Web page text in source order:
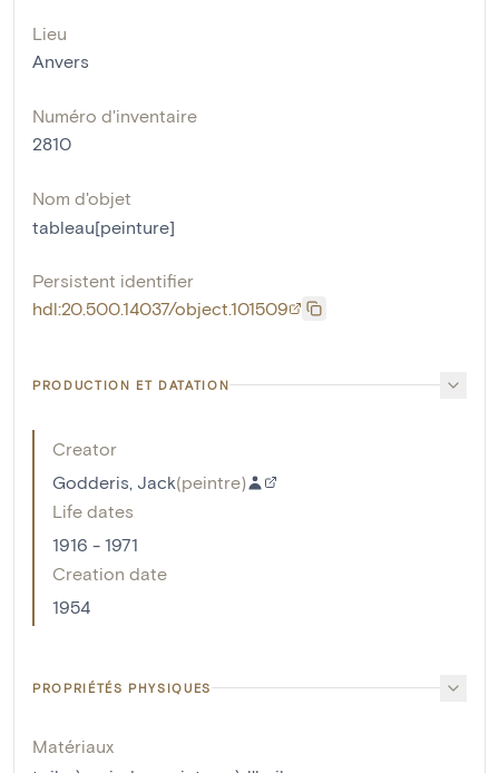
Lieu
Anvers
Numéro d'inventaire
2810
Nom d'objet
tableau[peinture]
Persistent identifier
hdl:20.500.14037/object.101509
PRODUCTION ET DATATION
Creator
Godderis, Jack(peintre)
Life dates
1916 - 1971
Creation date
1954
PROPRIÉTÉS PHYSIQUES
Matériaux